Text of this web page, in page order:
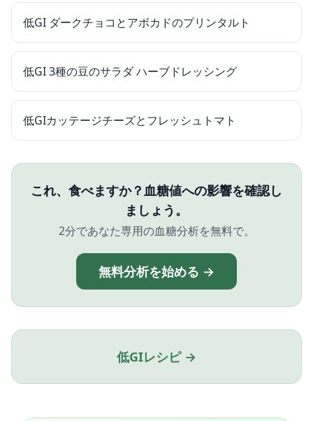
低GI ダークチョコとアボカドのプリンタルト
低GI 3種の豆のサラダ ハーブドレッシング
低GIカッテージチーズとフレッシュトマト
これ、食べますか？血糖値への影響を確認し
ましょう。
2分であなた専用の血糖分析を無料で。
無料分析を始める →
低GIレシピ →